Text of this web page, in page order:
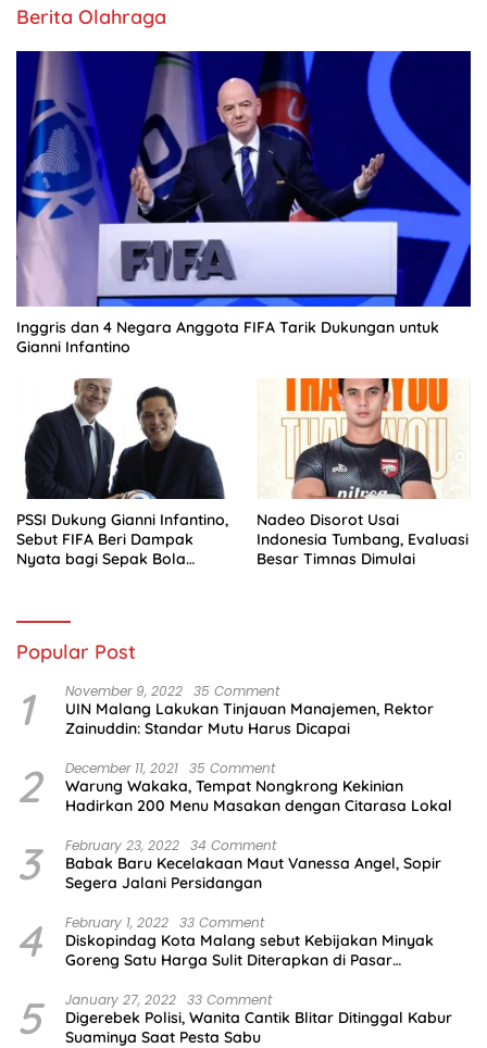
Berita Olahraga
Inggris dan 4 Negara Anggota FIFA Tarik Dukungan untuk
Gianni Infantino
PSSI Dukung Gianni Infantino,
Sebut FIFA Beri Dampak
Nyata bagi Sepak Bola
Nadeo Disorot Usai
Indonesia Tumbang, Evaluasi
Besar Timnas Dimulai
Popular Post
1 November 9, 2022 35 Comment
UIN Malang Lakukan Tinjauan Manajemen, Rektor
Zainuddin: Standar Mutu Harus Dicapai
2 December 11, 2021 35 Comment
Warung Wakaka, Tempat Nongkrong Kekinian
Hadirkan 200 Menu Masakan dengan Citarasa Lokal
3 February 23, 2022 34 Comment
Babak Baru Kecelakaan Maut Vanessa Angel, Sopir
Segera Jalani Persidangan
4 February 1, 2022 33 Comment
Diskopindag Kota Malang sebut Kebijakan Minyak
Goreng Satu Harga Sulit Diterapkan di Pasar
5 January 27, 2022 33 Comment
Digerebek Polisi, Wanita Cantik Blitar Ditinggal Kabur
Suaminya Saat Pesta Sabu